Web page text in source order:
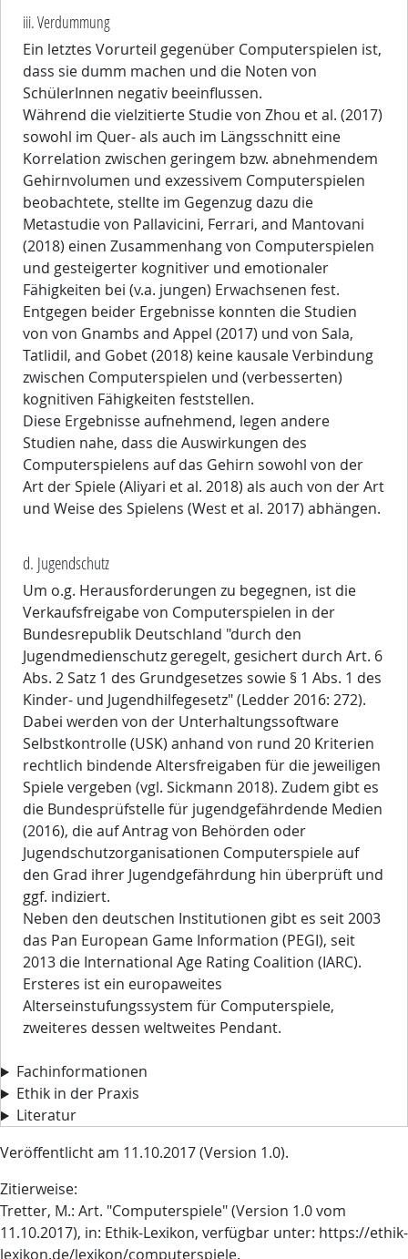
iii. Verdummung
Ein letztes Vorurteil gegenüber Computerspielen ist,
dass sie dumm machen und die Noten von
SchülerInnen negativ beeinflussen.
Während die vielzitierte Studie von Zhou et al. (2017)
sowohl im Quer- als auch im Längsschnitt eine
Korrelation zwischen geringem bzw. abnehmendem
Gehirnvolumen und exzessivem Computerspielen
beobachtete, stellte im Gegenzug dazu die
Metastudie von Pallavicini, Ferrari, and Mantovani
(2018) einen Zusammenhang von Computerspielen
und gesteigerter kognitiver und emotionaler
Fähigkeiten bei (v.a. jungen) Erwachsenen fest.
Entgegen beider Ergebnisse konnten die Studien
von von Gnambs and Appel (2017) und von Sala,
Tatlidil, and Gobet (2018) keine kausale Verbindung
zwischen Computerspielen und (verbesserten)
kognitiven Fähigkeiten feststellen.
Diese Ergebnisse aufnehmend, legen andere
Studien nahe, dass die Auswirkungen des
Computerspielens auf das Gehirn sowohl von der
Art der Spiele (Aliyari et al. 2018) als auch von der Art
und Weise des Spielens (West et al. 2017) abhängen.
d. Jugendschutz
Um o.g. Herausforderungen zu begegnen, ist die
Verkaufsfreigabe von Computerspielen in der
Bundesrepublik Deutschland "durch den
Jugendmedienschutz geregelt, gesichert durch Art. 6
Abs. 2 Satz 1 des Grundgesetzes sowie § 1 Abs. 1 des
Kinder- und Jugendhilfegesetz" (Ledder 2016: 272).
Dabei werden von der Unterhaltungssoftware
Selbstkontrolle (USK) anhand von rund 20 Kriterien
rechtlich bindende Altersfreigaben für die jeweiligen
Spiele vergeben (vgl. Sickmann 2018). Zudem gibt es
die Bundesprüfstelle für jugendgefährdende Medien
(2016), die auf Antrag von Behörden oder
Jugendschutzorganisationen Computerspiele auf
den Grad ihrer Jugendgefährdung hin überprüft und
ggf. indiziert.
Neben den deutschen Institutionen gibt es seit 2003
das Pan European Game Information (PEGI), seit
2013 die International Age Rating Coalition (IARC).
Ersteres ist ein europaweites
Alterseinstufungssystem für Computerspiele,
zweiteres dessen weltweites Pendant.
Fachinformationen
Ethik in der Praxis
Literatur
Veröffentlicht am 11.10.2017 (Version 1.0).
Zitierweise:
Tretter, M.: Art. "Computerspiele" (Version 1.0 vom
11.10.2017), in: Ethik-Lexikon, verfügbar unter: https://ethik-
lexikon.de/lexikon/computerspiele.